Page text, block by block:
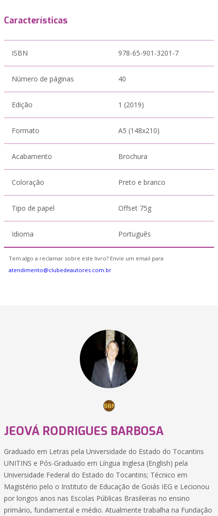
Características
ISBN 978-65-901-3201-7
Número de páginas 40
Edição 1 (2019)
Formato A5 (148x210)
Acabamento Brochura
Coloração Preto e branco
Tipo de papel Offset 75g
Idioma Português
Tem algo a reclamar sobre este livro? Envie um email para
atendimento@clubedeautores.com.br
JEOVÁ RODRIGUES BARBOSA
Graduado em Letras pela Universidade do Estado do Tocantins
UNITINS e Pós-Graduado em Língua Inglesa (English) pela
Universidade Federal do Estado do Tocantins; Técnico em
Magistério pelo o Instituto de Educação de Goiás IEG e Lecionou
por longos anos nas Escolas Públicas Brasileiras no ensino
primário, fundamental e médio. Atualmente trabalha na Fundação